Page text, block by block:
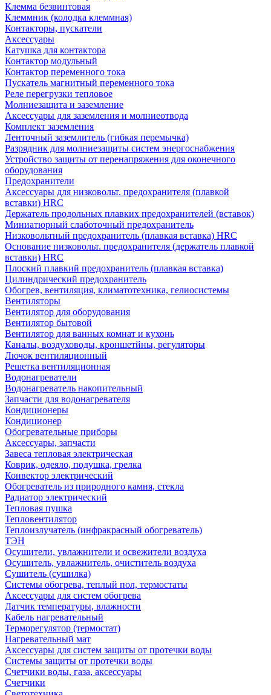
Клемма безвинтовая
Клеммник (колодка клеммная)
Контакторы, пускатели
Аксессуары
Катушка для контактора
Контактор модульный
Контактор переменного тока
Пускатель магнитный переменного тока
Реле перегрузки тепловое
Молниезащита и заземление
Аксессуары для заземления и молниеотвода
Комплект заземления
Ленточный заземлитель (гибкая перемычка)
Разрядник для молниезащиты систем энергоснабжения
Устройство защиты от перенапряжения для оконечного
оборудования
Предохранители
Аксессуары для низковольт. предохранителя (плавкой
вставки) HRC
Держатель продольных плавких предохранителей (вставок)
Миниатюрный слаботочный предохранитель
Низковольтный предохранитель (плавкая вставка) HRC
Основание низковольт. предохранителя (держатель плавкой
вставки) HRC
Плоский плавкий предохранитель (плавкая вставка)
Цилиндрический предохранитель
Обогрев, вентиляция, климатотехника, гелиосистемы
Вентиляторы
Вентилятор для оборудования
Вентилятор бытовой
Вентилятор для ванных комнат и кухонь
Каналы, воздуховоды, кроншетйны, регуляторы
Лючок вентиляционный
Решетка вентиляционная
Водонагреватели
Водонагреватель накопительный
Запчасти для водонагревателя
Кондиционеры
Кондиционер
Обогревательные приборы
Аксессуары, запчасти
Завеса тепловая электрическая
Коврик, одеяло, подушка, грелка
Конвектор электрический
Обогреватель из природного камня, стекла
Радиатор электрический
Тепловая пушка
Тепловентилятор
Теплоизлучатель (инфракрасный обогреватель)
ТЭН
Осушители, увлажнители и освежители воздуха
Осушитель, увлажнитель, очиститель воздуха
Сушитель (сушилка)
Системы обогрева, теплый пол, термостаты
Аксессуары для систем обогрева
Датчик температуры, влажности
Кабель нагревательный
Терморегулятор (термостат)
Нагревательный мат
Аксессуары для систем защиты от протечки воды
Системы защиты от протечки воды
Счетчики воды, газа, аксессуары
Счетчики